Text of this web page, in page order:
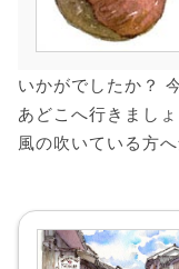
いかがでしたか？
あどこへ行きましょ
風の吹いている方